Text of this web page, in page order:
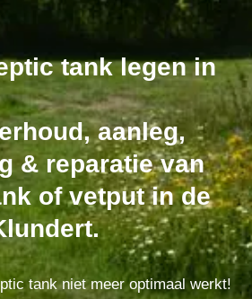
tank legen in
aanleg,
& reparatie van
of vetput in de
tank niet meer optimaal werkt!